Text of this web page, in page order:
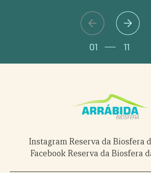
SAIBA MAIS
SAIBA MAIS
SAIBA MAIS
SAIBA MAIS
01 11
Instagram Reserva da Biosfera
Facebook Reserva da Biosfera